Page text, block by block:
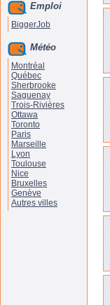
Emploi
BiggerJob
Météo
Montréal
Québec
Sherbrooke
Saguenay
Trois-Rivières
Ottawa
Toronto
Paris
Marseille
Lyon
Toulouse
Nice
Bruxelles
Genève
Autres villes